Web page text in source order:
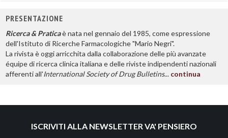
PRESENTAZIONE
Ricerca & Praticaè nata nel gennaio del 1985, come espressione
dell'Istituto di Ricerche Farmacologiche "Mario Negri".
La rivista è oggi arricchita dalla collaborazione delle più avanzate
équipe di ricerca clinica italiana e delle riviste indipendenti nazionali
afferenti all'International Society of Drug Bulletins... continua
ISCRIVITI ALLA NEWSLETTER VA' PENSIERO